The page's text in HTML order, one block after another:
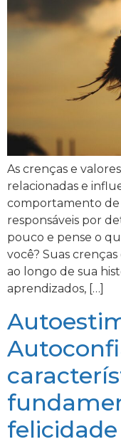
As crenças e
relacionadas e
comportamento de
responsáveis por
pouco e pense o
você? Suas
ao longo de sua
aprendizados, […]
felicidade